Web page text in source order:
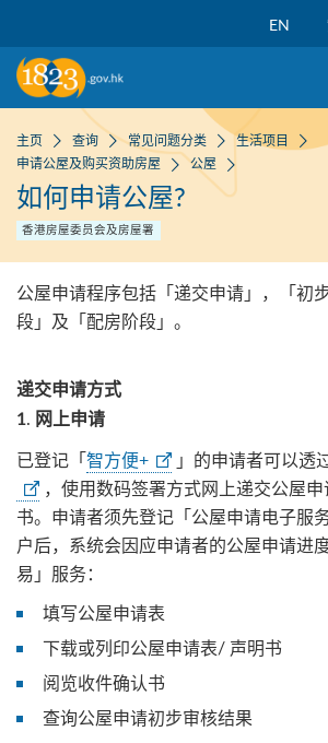
EN
主页 查询 常见问题分类
生活项目
申请公屋及购买资助房屋
公屋
如何申请公屋?
香港房屋委员会及房屋署
公屋申请程序包括「递交申请」，「初
段」及「配房阶段」。
递交申请方式
1. 网上申请
已登记「智方便+ 」的申请者可以透
，使用数码签署方式网上递交公屋
书。申请者须先登记「公屋申请电子服
户后，系统会因应申请者的公屋申请进
易」服务：
填写公屋申请表
下载或列印公屋申请表/ 声明书
阅览收件确认书
查询公屋申请初步审核结果